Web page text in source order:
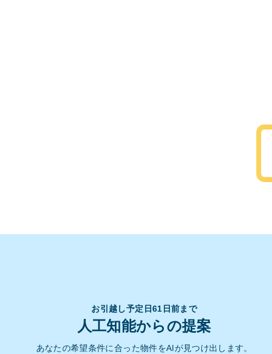
お引越し予定日61日前まで
人工知能からの提案
あなたの希望条件に合った物件をAIが見つけ出します。